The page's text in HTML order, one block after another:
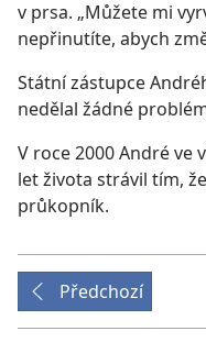
v prsa. „Můžete mi
nepřinutíte, abych
Státní zástupce
nedělal žádné
V roce 2000 André ve
let života strávil tím,
průkopník.
Předchozí